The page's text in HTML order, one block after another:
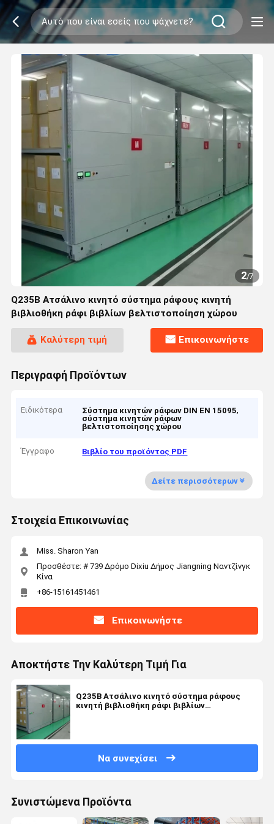
2/7
Q235B Ατσάλινο κινητό σύστημα ράφους κινητή
βιβλιοθήκη ράφι βιβλίων βελτιστοποίηση χώρου
Καλύτερη τιμή Επικοινωνήστε
Περιγραφή Προϊόντων
Ειδικότερα Σύστημα κινητών ράφων DIN EN 15095,
σύστημα κινητών ράφων
βελτιστοποίησης χώρου
Έγγραφο Βιβλίο του προϊόντος PDF
Δείτε περισσότερων
Στοιχεία Επικοινωνίας
Miss. Sharon Yan
Προσθέστε: # 739 Δρόμο Dixiu Δήμος Jiangning Ναντζίνγκ
Κίνα
+86-15161451461
Επικοινωνήστε
Αποκτήστε Την Καλύτερη Τιμή Για
Q235B Ατσάλινο κινητό σύστημα ράφους
κινητή βιβλιοθήκη ράφι βιβλίων
Να συνεχίσει
Συνιστώμενα Προϊόντα